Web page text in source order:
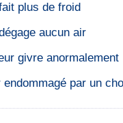
plus de froid
aucun air
givre anormalement
par un